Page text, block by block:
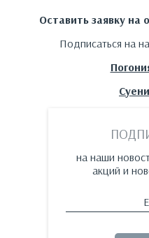
Оставить заявку на
Подписаться на
Cуени
на наши
акций и